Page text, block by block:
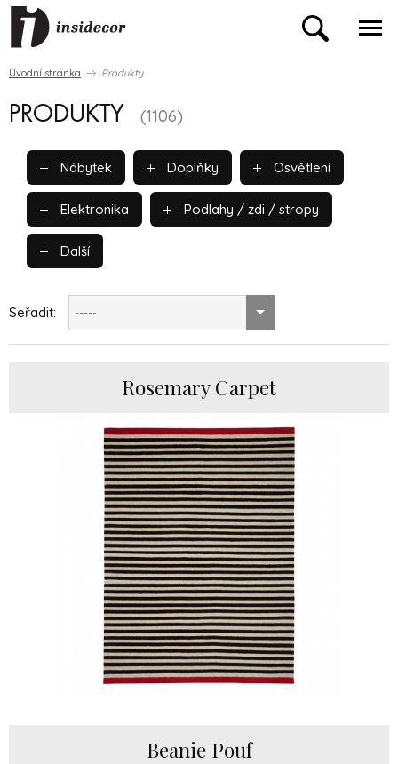
Úvodní stránka Produkty
PRODUKTY (1106)
Nábytek Doplňky Osvětlení
Elektronika Podlahy / zdi / stropy
Další
Seřadit: -----
Rosemary Carpet
Beanie Pouf